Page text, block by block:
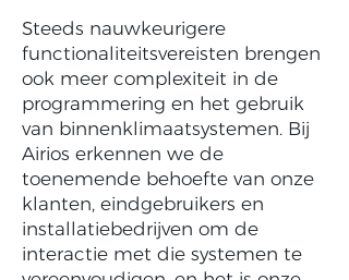
Steeds nauwkeurigere
functionaliteitsvereisten brengen
ook meer complexiteit in de
programmering en het gebruik
van binnenklimaatsystemen. Bij
Airios erkennen we de
toenemende behoefte van onze
klanten, eindgebruikers en
installatiebedrijven om de
interactie met die systemen te